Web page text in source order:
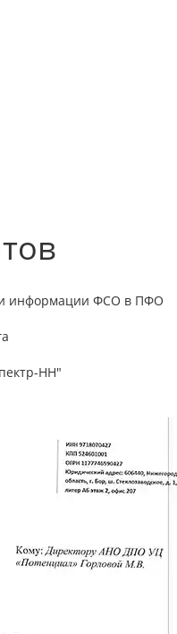
и информации ФСО в ПФО
НН"